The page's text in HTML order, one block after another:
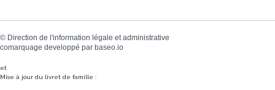
© Direction de l'information légale et administrative
comarquage developpé par baseo.io
et
Mise à jour du livret de famille :